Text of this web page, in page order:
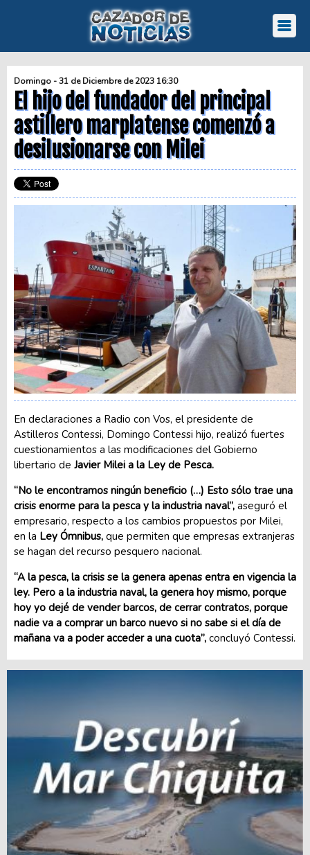
Domingo - 31 de Diciembre de 2023 16:30
El hijo del fundador del principal
astillero marplatense comenzó a
desilusionarse con Milei
En declaraciones a Radio con Vos, el presidente de
Astilleros Contessi, Domingo Contessi hijo, realizó fuertes
cuestionamientos a las modificaciones del Gobierno
libertario de Javier Milei a la Ley de Pesca.
“No le encontramos ningún beneficio (…) Esto sólo trae una
crisis enorme para la pesca y la industria naval”, aseguró el
empresario, respecto a los cambios propuestos por Milei,
en la Ley Ómnibus, que permiten que empresas extranjeras
se hagan del recurso pesquero nacional.
“A la pesca, la crisis se la genera apenas entra en vigencia la
ley. Pero a la industria naval, la genera hoy mismo, porque
hoy yo dejé de vender barcos, de cerrar contratos, porque
nadie va a comprar un barco nuevo si no sabe si el día de
mañana va a poder acceder a una cuota”, concluyó Contessi.